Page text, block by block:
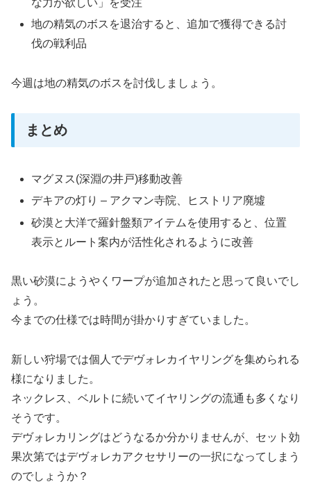
な力が欲しい」を受注
地の精気のボスを退治すると、追加で獲得できる討
伐の戦利品
今週は地の精気のボスを討伐しましょう。
まとめ
マグヌス(深淵の井戸)移動改善
デキアの灯り – アクマン寺院、ヒストリア廃墟
砂漠と大洋で羅針盤類アイテムを使用すると、位置
表示とルート案内が活性化されるように改善
黒い砂漠にようやくワープが追加されたと思って良いでし
ょう。
今までの仕様では時間が掛かりすぎていました。
新しい狩場では個人でデヴォレカイヤリングを集められる
様になりました。
ネックレス、ベルトに続いてイヤリングの流通も多くなり
そうです。
デヴォレカリングはどうなるか分かりませんが、セット効
果次第ではデヴォレカアクセサリーの一択になってしまう
のでしょうか？